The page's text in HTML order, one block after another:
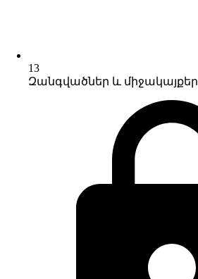
13
Զանգվածներ և միջակայքեր